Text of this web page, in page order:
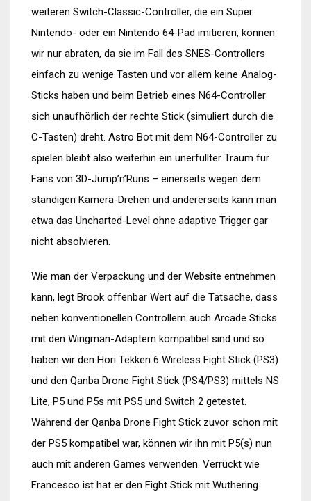
weiteren Switch-Classic-Controller, die ein Super
Nintendo- oder ein Nintendo 64-Pad imitieren, können
wir nur abraten, da sie im Fall des SNES-Controllers
einfach zu wenige Tasten und vor allem keine Analog-
Sticks haben und beim Betrieb eines N64-Controller
sich unaufhörlich der rechte Stick (simuliert durch die
C-Tasten) dreht. Astro Bot mit dem N64-Controller zu
spielen bleibt also weiterhin ein unerfüllter Traum für
Fans von 3D-Jump’n’Runs – einerseits wegen dem
ständigen Kamera-Drehen und andererseits kann man
etwa das Uncharted-Level ohne adaptive Trigger gar
nicht absolvieren.
Wie man der Verpackung und der Website entnehmen
kann, legt Brook offenbar Wert auf die Tatsache, dass
neben konventionellen Controllern auch Arcade Sticks
mit den Wingman-Adaptern kompatibel sind und so
haben wir den Hori Tekken 6 Wireless Fight Stick (PS3)
und den Qanba Drone Fight Stick (PS4/PS3) mittels NS
Lite, P5 und P5s mit PS5 und Switch 2 getestet.
Während der Qanba Drone Fight Stick zuvor schon mit
der PS5 kompatibel war, können wir ihn mit P5(s) nun
auch mit anderen Games verwenden. Verrückt wie
Francesco ist hat er den Fight Stick mit Wuthering